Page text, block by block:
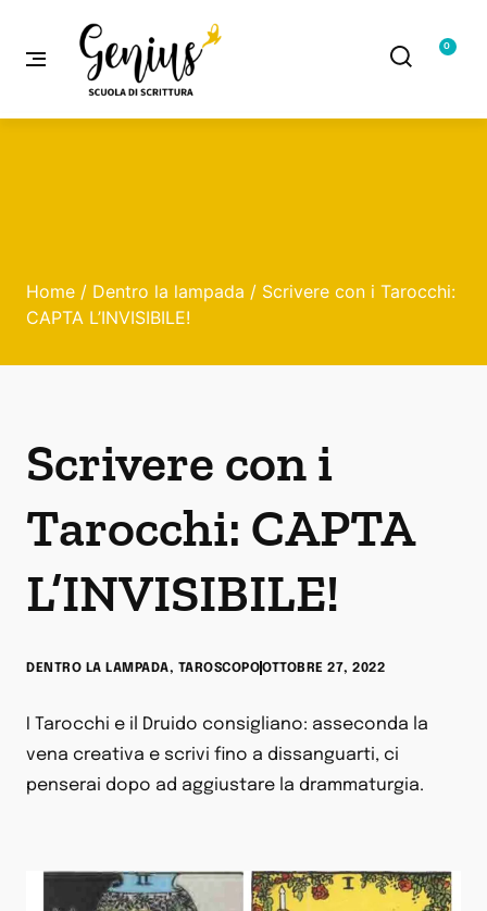
0
Home / Dentro la lampada / Scrivere con i Tarocchi:
CAPTA L’INVISIBILE!
Scrivere con i
Tarocchi: CAPTA
L’INVISIBILE!
DENTRO LA LAMPADA, TAROSCOPOOTTOBRE 27, 2022
I Tarocchi e il Druido consigliano: asseconda la
vena creativa e scrivi fino a dissanguarti, ci
penserai dopo ad aggiustare la drammaturgia.